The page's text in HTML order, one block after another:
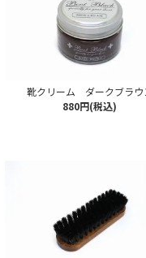
靴クリーム ダークブラウ
880円(税込)